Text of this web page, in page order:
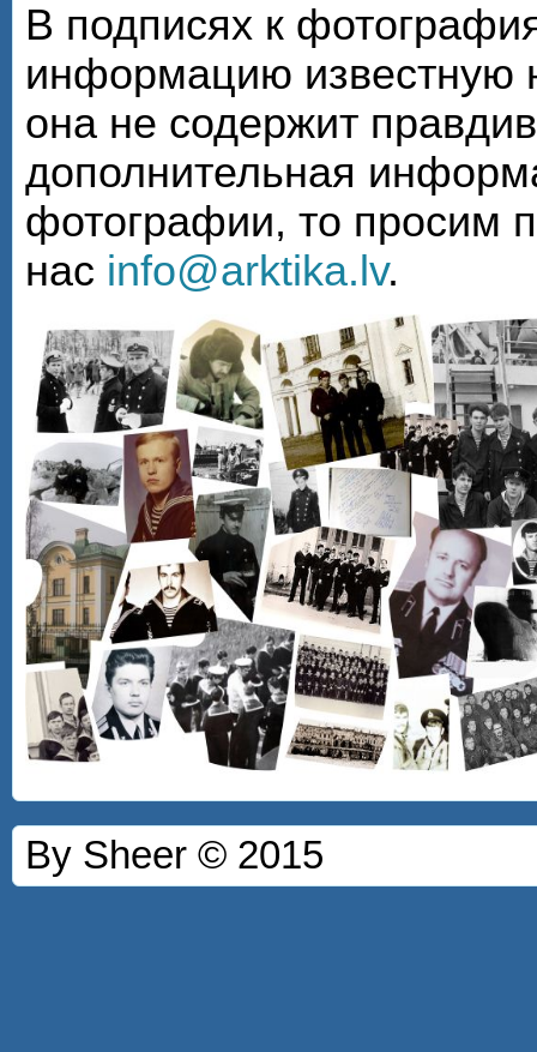
В подписях к
информацию известную
она не содержит
дополнительная
фотографии, то просим
нас info@arktika.lv.
By Sheer © 2015